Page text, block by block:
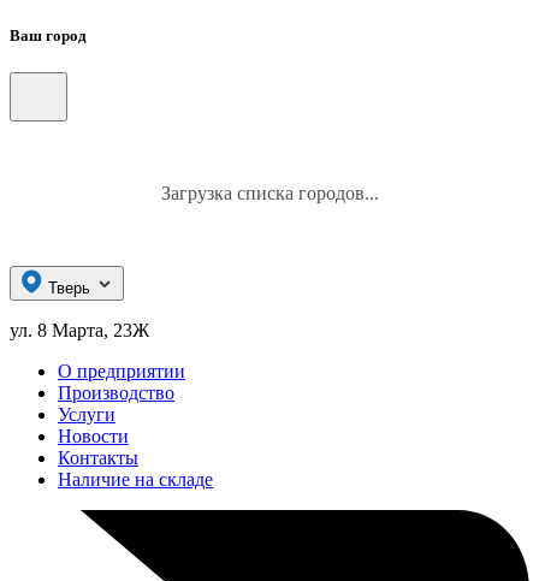
Ваш город
Загрузка списка городов...
Тверь
ул. 8 Марта, 23Ж
О предприятии
Производство
Услуги
Новости
Контакты
Наличие на складе